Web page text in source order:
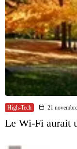
High-Tech 21
Le Wi-Fi aurait